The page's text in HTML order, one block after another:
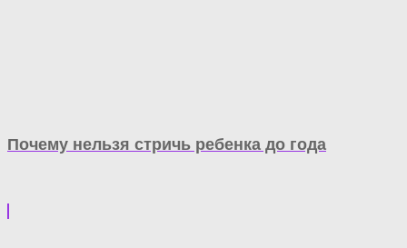
Почему нельзя стричь ребенка до года